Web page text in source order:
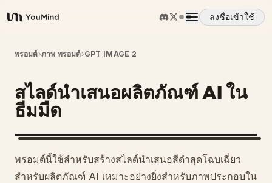
YouMind
ลงชื่อเข้าใช้
ภาพรวม
กรณีการใช้งาน
ทักษะ
พรอมต์
พรอมต์›ภาพ พรอมต์›GPT IMAGE 2
สไลด์นำเสนอผลิตภัณฑ์ AI ใน
ธีมมืด
พรอมต์นี้ใช้สำหรับสร้างสไลด์นำเสนอสีดำสุดโฉบเฉี่ยว
สำหรับผลิตภัณฑ์ AI เหมาะอย่างยิ่งสำหรับภาพประกอบใน